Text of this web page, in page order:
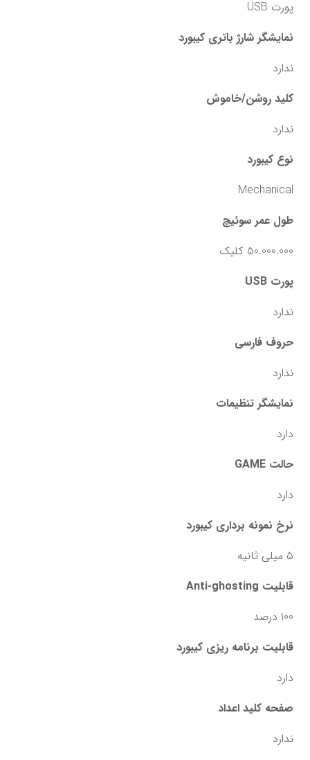
پورت USB
نمایشگر شارژ باتری کیبورد
ندارد
کلید روشن/خاموش
ندارد
نوع کیبورد
Mechanical
طول عمر سوئیچ
50.000.000 کلیک
پورت USB
ندارد
حروف فارسی
ندارد
نمایشگر تنظیمات
دارد
حالت GAME
دارد
نرخ نمونه برداری کیبورد
5 میلی ‌ثانیه
قابلیت Anti-ghosting
100 درصد
قابلیت برنامه ریزی کیبورد
دارد
صفحه کلید اعداد
ندارد